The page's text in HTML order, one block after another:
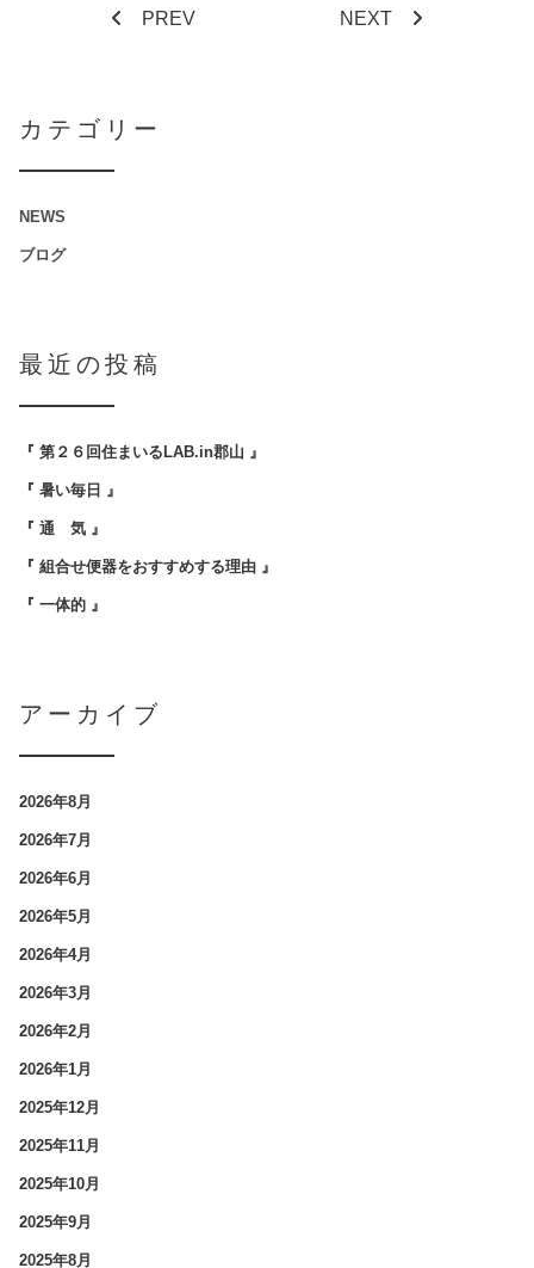
PREV NEXT
カテゴリー
NEWS
ブログ
最近の投稿
『 第２６回住まいるLAB.in郡山 』
『 暑い毎日 』
『 通 気 』
『 組合せ便器をおすすめする理由 』
『 一体的 』
アーカイブ
2026年8月
2026年7月
2026年6月
2026年5月
2026年4月
2026年3月
2026年2月
2026年1月
2025年12月
2025年11月
2025年10月
2025年9月
2025年8月